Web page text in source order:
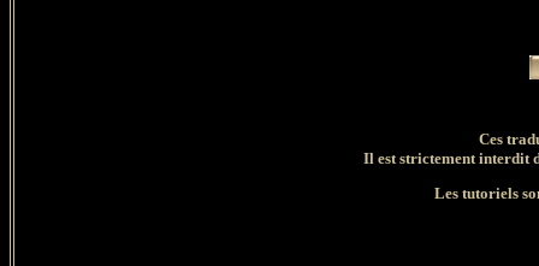
Ces
Il est strictement interdit
Les tutoriels